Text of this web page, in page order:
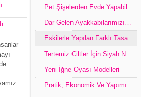
Yeni İğne Oyası Modelleri